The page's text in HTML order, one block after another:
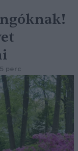
5 perc